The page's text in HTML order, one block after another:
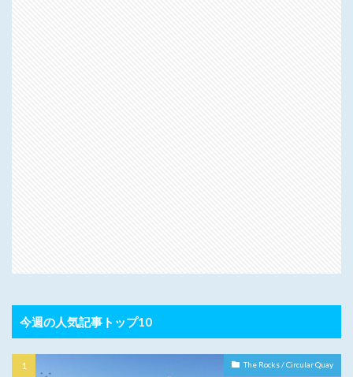
今週の人気記事トップ10
The Rocks / Circular Quay